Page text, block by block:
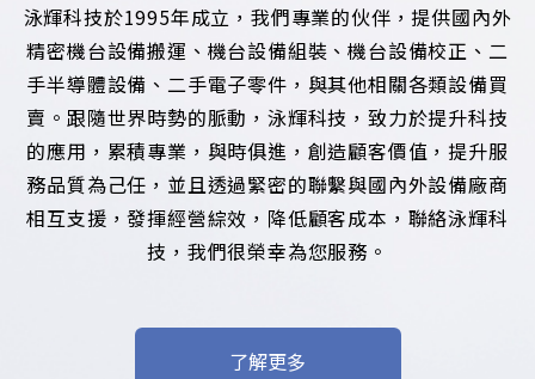
泳輝科技於1995年成立，我們專業的伙伴，提供國內外
精密機台設備搬運、機台設備組裝、機台設備校正、二
手半導體設備、二手電子零件，與其他相關各類設備買
賣。跟隨世界時勢的脈動，泳輝科技，致力於提升科技
的應用，累積專業，與時俱進，創造顧客價值，提升服
務品質為己任，並且透過緊密的聯繫與國內外設備廠商
相互支援，發揮經營綜效，降低顧客成本，聯絡泳輝科
技，我們很榮幸為您服務。
了解更多